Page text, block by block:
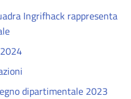
Ingrifhack rappresenta
dipartimentale 2023